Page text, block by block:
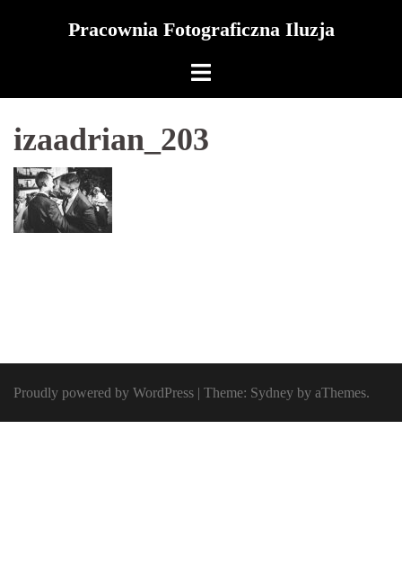
Pracownia Fotograficzna Iluzja
izaadrian_203
Proudly powered by WordPress | Theme: Sydney by aThemes.